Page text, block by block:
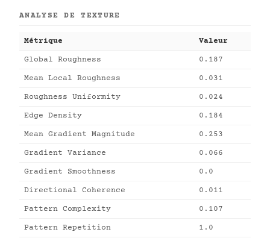
ANALYSE DE TEXTURE
Métrique Valeur
Global Roughness 0.187
Mean Local Roughness 0.031
Roughness Uniformity 0.024
Edge Density 0.184
Mean Gradient Magnitude 0.253
Gradient Variance 0.066
Gradient Smoothness 0.0
Directional Coherence 0.011
Pattern Complexity 0.107
Pattern Repetition 1.0